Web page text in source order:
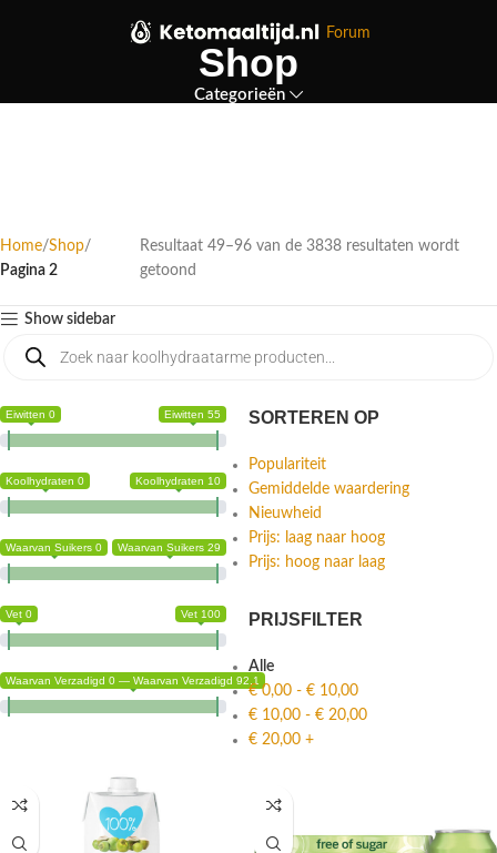
Forum
Shop
Categorieën
Home Shop
Pagina 2
Resultaat 49–96 van de 3838 resultaten wordt
getoond
Show sidebar
Eiwitten 0 Eiwitten 55
Koolhydraten 0 Koolhydraten 10
Waarvan Suikers 0 Waarvan Suikers 29
Vet 0 Vet 100
Waarvan Verzadigd 0 — Waarvan Verzadigd 92.1
SORTEREN OP
Populariteit
Gemiddelde waardering
Nieuwheid
Prijs: laag naar hoog
Prijs: hoog naar laag
PRIJSFILTER
Alle
€0,00 - € 10,00
€ 10,00 - € 20,00
€ 20,00 +